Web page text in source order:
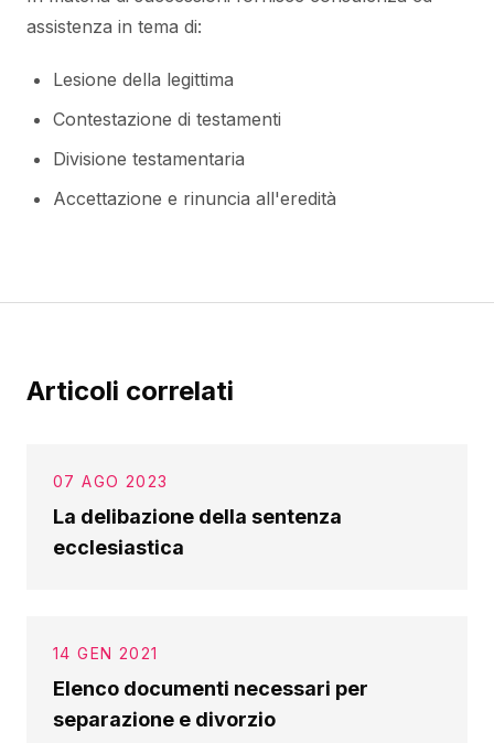
assistenza in tema di:
Lesione della legittima
Contestazione di testamenti
Divisione testamentaria
Accettazione e rinuncia all'eredità
Articoli correlati
07 AGO 2023
La delibazione della sentenza
ecclesiastica
14 GEN 2021
Elenco documenti necessari per
separazione e divorzio